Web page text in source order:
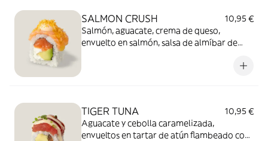
SALMON CRUSH
10,95 €
Salmón, aguacate, crema de queso,
envuelto en salmón, salsa de almíbar de
TIGER TUNA
10,95 €
Aguacate y cebolla caramelizada,
envueltos en tartar de atún flambeado con